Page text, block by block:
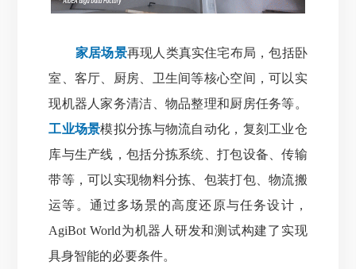
家居场景再现人类真实住宅布局，包括卧
室、客厅、厨房、卫生间等核心空间，可以实
现机器人家务清洁、物品整理和厨房任务等。
工业场景模拟分拣与物流自动化，复刻工业仓
库与生产线，包括分拣系统、打包设备、传输
带等，可以实现物料分拣、包装打包、物流搬
运等。通过多场景的高度还原与任务设计，
AgiBot World为机器人研发和测试构建了实现
具身智能的必要条件。